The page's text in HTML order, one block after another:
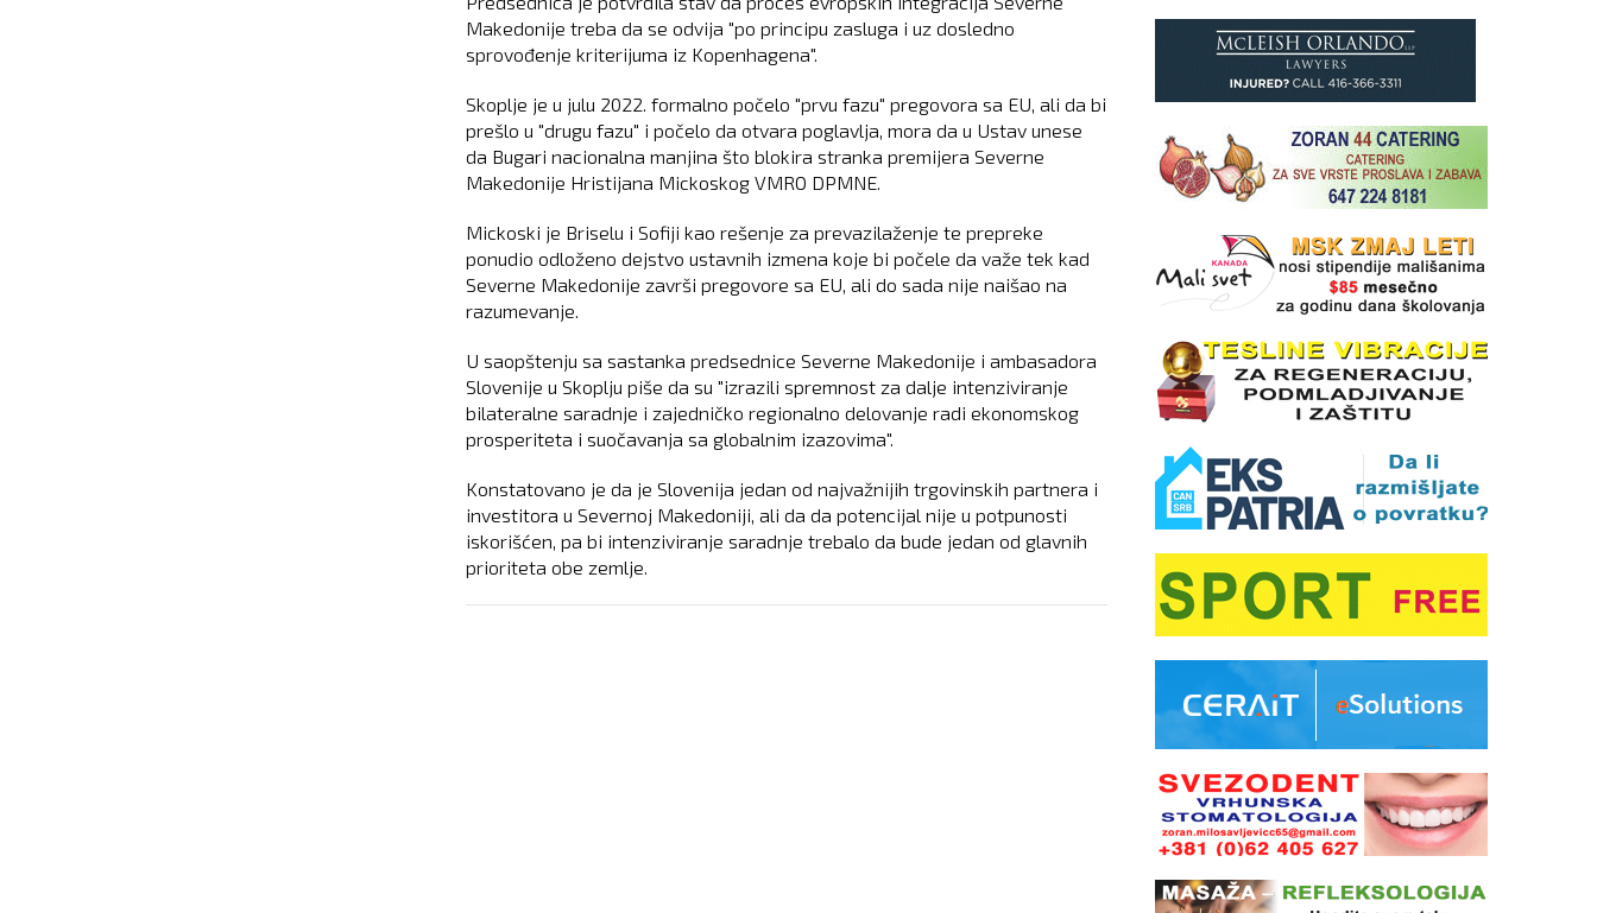
Makedonije treba da se odvija "po principu zasluga i uz dosledno
sprovođenje kriterijuma iz Kopenhagena".
Skoplje je u julu 2022. formalno počelo "prvu fazu" pregovora sa EU, ali da bi
prešlo u "drugu fazu" i počelo da otvara poglavlja, mora da u Ustav unese
da Bugari nacionalna manjina što blokira stranka premijera Severne
Makedonije Hristijana Mickoskog VMRO DPMNE.
Mickoski je Briselu i Sofiji kao rešenje za prevazilaženje te prepreke
ponudio odloženo dejstvo ustavnih izmena koje bi počele da važe tek kad
Severne Makedonije završi pregovore sa EU, ali do sada nije naišao na
razumevanje.
U saopštenju sa sastanka predsednice Severne Makedonije i ambasadora
Slovenije u Skoplju piše da su "izrazili spremnost za dalje intenziviranje
bilateralne saradnje i zajedničko regionalno delovanje radi ekonomskog
prosperiteta i suočavanja sa globalnim izazovima".
Konstatovano je da je Slovenija jedan od najvažnijih trgovinskih partnera i
investitora u Severnoj Makedoniji, ali da da potencijal nije u potpunosti
iskorišćen, pa bi intenziviranje saradnje trebalo da bude jedan od glavnih
prioriteta obe zemlje.